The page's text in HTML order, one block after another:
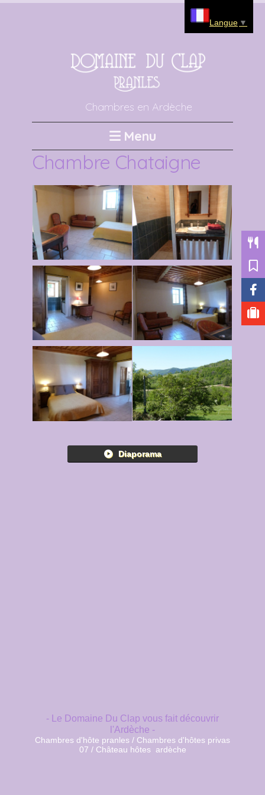
Chambres en Ardèche
Menu
Chambre Chataigne
Diaporama
- Le Domaine Du Clap vous fait découvrir
l'Ardèche -
Chambres d'hôte pranles / Chambres d'hôtes privas
07 / Château hôtes ardèche
Langue ▼